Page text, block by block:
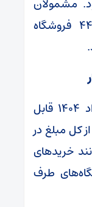
می‌توانند این کالاها را از ۴۴۵۵ فروشگاه
اعتبار تخصیص‌یافته تا پایان خرداد ۱۴۰۴ قابل
کل مبلغ در
خریدهای
طرف